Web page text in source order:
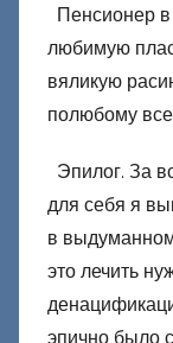
Пенсионер в
любимую
вяликую
полюбому
Эпилог. За
для себя я
в
это лечить
эпично было